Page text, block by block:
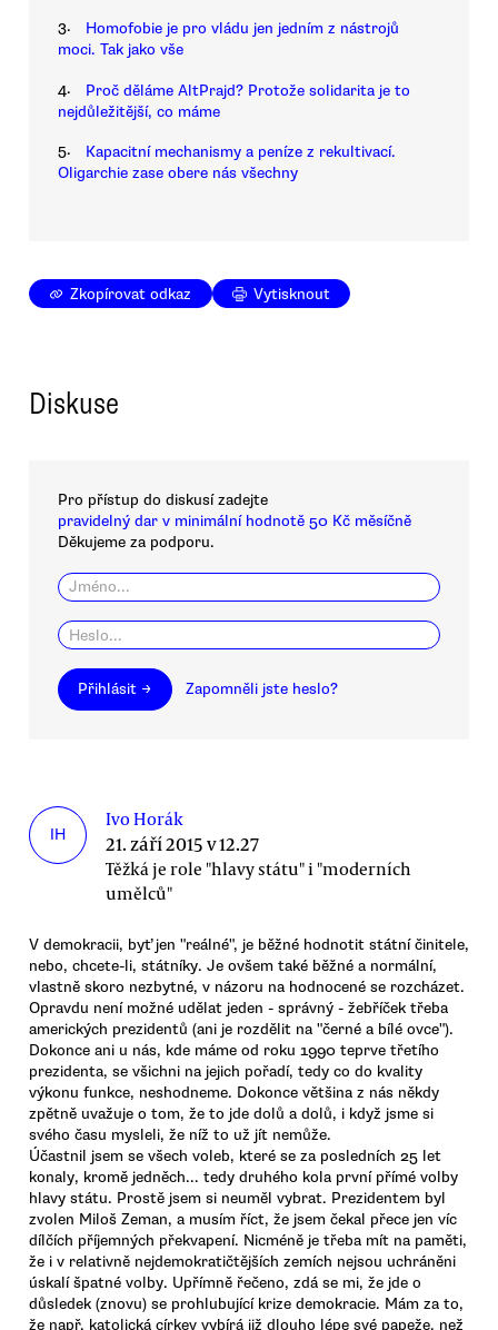
3.
Homofobie je pro vládu jen jedním z nástrojů
moci. Tak jako vše
4.
Proč děláme AltPrajd? Protože solidarita je to
nejdůležitější, co máme
5.
Kapacitní mechanismy a peníze z rekultivací.
Oligarchie zase obere nás všechny
Zkopírovat odkaz Vytisknout
Diskuse
Pro přístup do diskusí zadejte
pravidelný dar v minimální hodnotě 50 Kč měsíčně
Děkujeme za podporu.
Přihlásit → Zapomněli jste heslo?
IH
Ivo Horák
21. září 2015 v 12.27
Těžká je role "hlavy státu" i "moderních
umělců"
V demokracii, byť jen "reálné", je běžné hodnotit státní činitele,
nebo, chcete-li, státníky. Je ovšem také běžné a normální,
vlastně skoro nezbytné, v názoru na hodnocené se rozcházet.
Opravdu není možné udělat jeden - správný - žebříček třeba
amerických prezidentů (ani je rozdělit na "černé a bílé ovce").
Dokonce ani u nás, kde máme od roku 1990 teprve třetího
prezidenta, se všichni na jejich pořadí, tedy co do kvality
výkonu funkce, neshodneme. Dokonce většina z nás někdy
zpětně uvažuje o tom, že to jde dolů a dolů, i když jsme si
svého času mysleli, že níž to už jít nemůže.
Účastnil jsem se všech voleb, které se za posledních 25 let
konaly, kromě jedněch... tedy druhého kola první přímé volby
hlavy státu. Prostě jsem si neuměl vybrat. Prezidentem byl
zvolen Miloš Zeman, a musím říct, že jsem čekal přece jen víc
dílčích příjemných překvapení. Nicméně je třeba mít na paměti,
že i v relativně nejdemokratičtějších zemích nejsou uchráněni
úskalí špatné volby. Upřímně řečeno, zdá se mi, že jde o
důsledek (znovu) se prohlubující krize demokracie. Mám za to,
že např. katolická církev vybírá již dlouho lépe své papeže, než